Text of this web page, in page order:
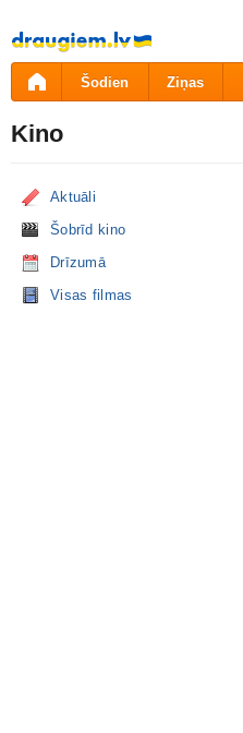
Pāriet
uz
saturu
Šodien Ziņas
Kino
Aktuāli
Šobrīd kino
Drīzumā
Visas filmas